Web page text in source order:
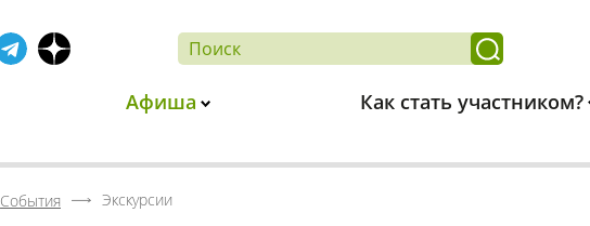
Афиша Как стать участником?
События Экскурсии